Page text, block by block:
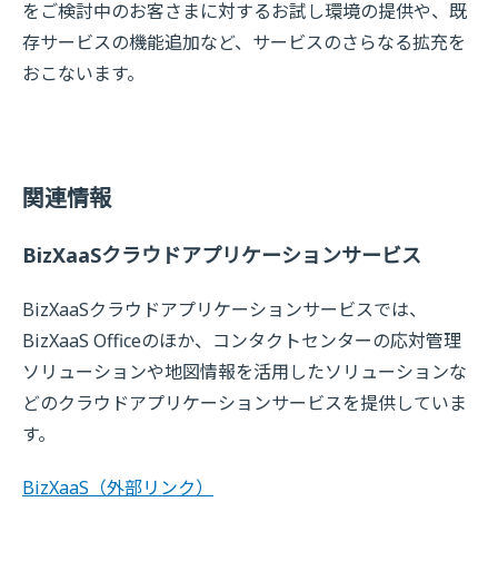
をご検討中のお客さまに対するお試し環境の提供や、既
存サービスの機能追加など、サービスのさらなる拡充を
おこないます。
関連情報
BizXaaSクラウドアプリケーションサービス
BizXaaSクラウドアプリケーションサービスでは、
BizXaaS Officeのほか、コンタクトセンターの応対管理
ソリューションや地図情報を活用したソリューションな
どのクラウドアプリケーションサービスを提供していま
す。
BizXaaS （外部リンク）